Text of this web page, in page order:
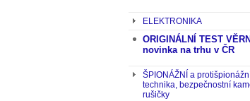
ELEKTRONIKA
ORIGINÁLNÍ TEST
novinka na trhu v ČR
ŠPIONÁŽNÍ a
technika, bezpečnostní
rušičky